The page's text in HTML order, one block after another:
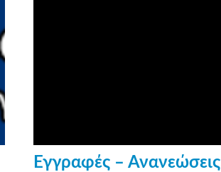
Εγγραφές – Ανανεώσεις